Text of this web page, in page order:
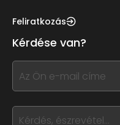
this,
this
form
field
blank
Feliratkozás
Kérdése van?
If
you
this,